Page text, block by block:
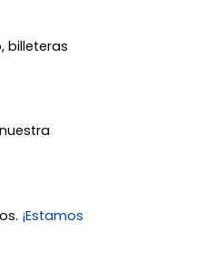
billeteras
¡Estamos